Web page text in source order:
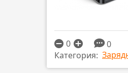
0
0
Категория: